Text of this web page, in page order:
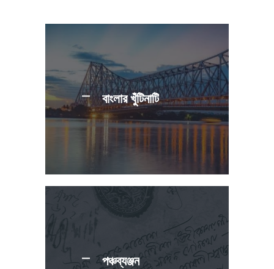
বাংলার খুঁটিনাটি
পঞ্চব্যঞ্জন